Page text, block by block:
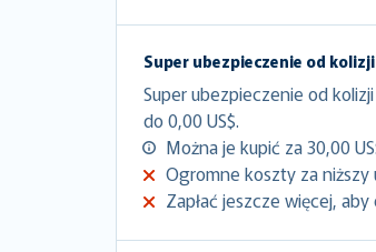
Super ubezpieczenie od kolizji
Super ubezpieczenie od
do 0,00 US$.
Można je kupić za 30,00
Ogromne koszty za niższy
Zapłać jeszcze więcej, aby